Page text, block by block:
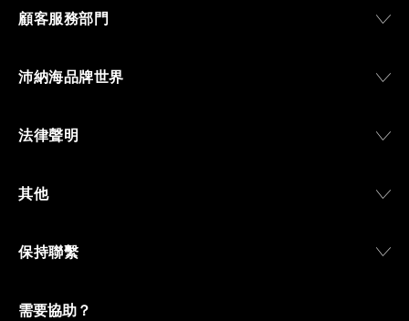
顧客服務部門
沛納海品牌世界
法律聲明
其他
保持聯繫
需要協助？